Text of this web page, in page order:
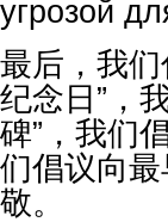
угрозой
最后，我
纪念日”，
碑”，我们
们倡议向
敬。